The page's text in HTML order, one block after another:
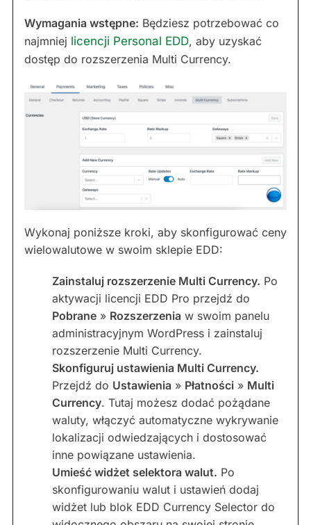
Wymagania wstępne: Będziesz potrzebować co
najmniej licencji Personal EDD, aby uzyskać
dostęp do rozszerzenia Multi Currency.
Wykonaj poniższe kroki, aby skonfigurować ceny
wielowalutowe w swoim sklepie EDD:
Zainstaluj rozszerzenie Multi Currency. Po
aktywacji licencji EDD Pro przejdź do
Pobrane » Rozszerzenia w swoim panelu
administracyjnym WordPress i zainstaluj
rozszerzenie Multi Currency.
Skonfiguruj ustawienia Multi Currency.
Przejdź do Ustawienia » Płatności » Multi
Currency. Tutaj możesz dodać pożądane
waluty, włączyć automatyczne wykrywanie
lokalizacji odwiedzających i dostosować
inne powiązane ustawienia.
Umieść widżet selektora walut. Po
skonfigurowaniu walut i ustawień dodaj
widżet lub blok EDD Currency Selector do